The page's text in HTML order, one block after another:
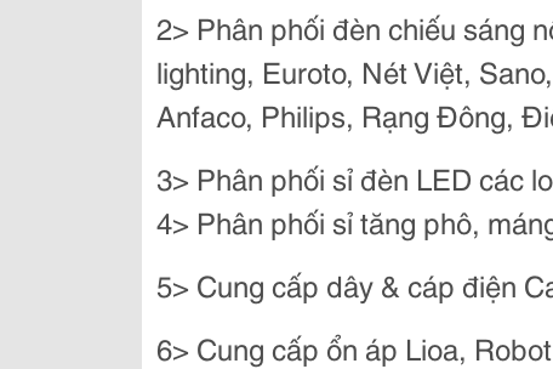
2> Phân phối đèn chiếu sáng
lighting, Euroto, Nét Việt,
Anfaco, Philips, Rạng Đông,
3> Phân phối sỉ đèn LED các
4> Phân phối sỉ tăng phô,
5> Cung cấp dây & cáp điện
6> Cung cấp ổn áp Lioa,